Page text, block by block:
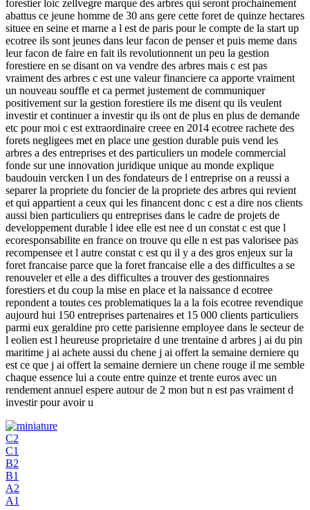
forestier loic zellvegre marque des arbres qui seront prochainement
abattus ce jeune homme de 30 ans gere cette foret de quinze hectares
situee en seine et marne a l est de paris pour le compte de la start up
ecotree ils sont jeunes dans leur facon de penser et puis meme dans
leur facon de faire en fait ils revolutionnent un peu la gestion
forestiere en se disant on va vendre des arbres mais c est pas
vraiment des arbres c est une valeur financiere ca apporte vraiment
un nouveau souffle et ca permet justement de communiquer
positivement sur la gestion forestiere ils me disent qu ils veulent
investir et continuer a investir qu ils ont de plus en plus de demande
etc pour moi c est extraordinaire creee en 2014 ecotree rachete des
forets negligees met en place une gestion durable puis vend les
arbres a des entreprises et des particuliers un modele commercial
fonde sur une innovation juridique unique au monde explique
baudouin vercken l un des fondateurs de l entreprise on a reussi a
separer la propriete du foncier de la propriete des arbres qui revient
et qui appartient a ceux qui les financent donc c est a dire nos clients
aussi bien particuliers qu entreprises dans le cadre de projets de
developpement durable l idee elle est nee d un constat c est que l
ecoresponsabilite en france on trouve qu elle n est pas valorisee pas
recompensee et l autre constat c est qu il y a des gros enjeux sur la
foret francaise parce que la foret francaise elle a des difficultes a se
renouveler et elle a des difficultes a trouver des gestionnaires
forestiers et du coup la mise en place et la naissance d ecotree
repondent a toutes ces problematiques la a la fois ecotree revendique
aujourd hui 150 entreprises partenaires et 15 000 clients particuliers
parmi eux geraldine pro cette parisienne employee dans le secteur de
l eolien est l heureuse proprietaire d une trentaine d arbres j ai du pin
maritime j ai achete aussi du chene j ai offert la semaine derniere qu
est ce que j ai offert la semaine derniere un chene rouge il me semble
chaque essence lui a coute entre quinze et trente euros avec un
rendement annuel espere autour de 2 mon but n est pas vraiment d
investir pour avoir u
C2
C1
B2
B1
A2
A1